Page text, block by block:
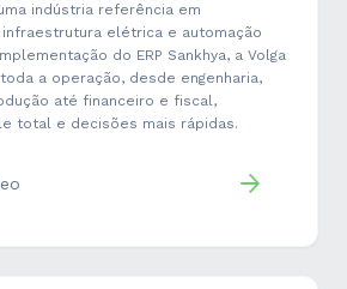
indústria referência em
elétrica e automação
do ERP Sankhya, a Volga
a operação, desde engenharia,
até financeiro e fiscal,
total e decisões mais rápidas.